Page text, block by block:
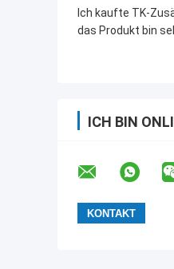
Ich kaufte TK-
das Produkt bin
ICH BIN